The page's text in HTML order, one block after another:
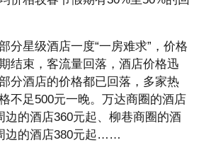
分星级酒店一度“一房难求”，价格
结束，客流量回落，酒店价格迅
分酒店的价格都已回落，多家热
不足500元一晚。万达商圈的酒店
边的酒店360元起、柳巷商圈的酒
边的酒店380元起……